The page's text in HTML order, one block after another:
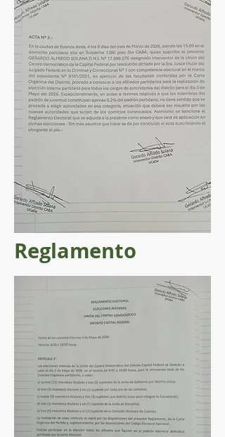
Reglamento